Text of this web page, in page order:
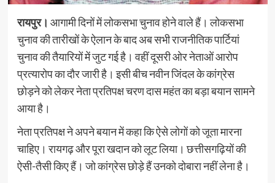
रायपुर। आगामी दिनों में लोकसभा चुनाव होने वाले हैं। लोकसभा
चुनाव की तारीखों के ऐलान के बाद अब सभी राजनीतिक पार्टियां
चुनाव की तैयारियों में जुट गई है। वहीं दूसरी ओर नेताओं आरोप
प्रत्यारोप का दौर जारी है। इसी बीच नवीन जिंदल के कांग्रेस
छोड़ने को लेकर नेता प्रतिपक्ष चरण दास महंत का बड़ा बयान सामने
आया है।
नेता प्रतिपक्ष ने अपने बयान में कहा कि ऐसे लोगों को जूता मारना
चाहिए। रायगढ़ और पूरा खदान को लूट लिया। छत्तीसगढ़ियों की
ऐसी-तैसी किए हैं। जो कांग्रेस छोड़े हैं उनको दोबारा नहीं लेना है।